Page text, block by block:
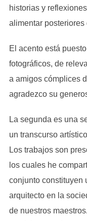
historias y
alimentar posteriores
El acento está
fotográficos, de
a amigos cómplices
agradezco su
La segunda es una
un transcurso
Los trabajos son
los cuales he
conjunto constituyen
arquitecto en la
de nuestros